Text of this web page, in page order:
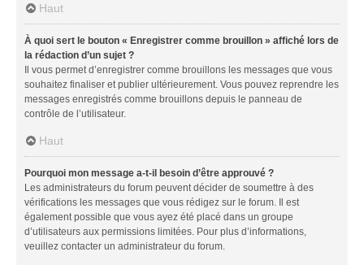
Haut
À quoi sert le bouton « Enregistrer comme brouillon » affiché lors de
la rédaction d’un sujet ?
Il vous permet d’enregistrer comme brouillons les messages que vous
souhaitez finaliser et publier ultérieurement. Vous pouvez reprendre les
messages enregistrés comme brouillons depuis le panneau de
contrôle de l’utilisateur.
Haut
Pourquoi mon message a-t-il besoin d’être approuvé ?
Les administrateurs du forum peuvent décider de soumettre à des
vérifications les messages que vous rédigez sur le forum. Il est
également possible que vous ayez été placé dans un groupe
d’utilisateurs aux permissions limitées. Pour plus d’informations,
veuillez contacter un administrateur du forum.